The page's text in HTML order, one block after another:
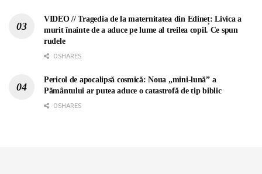
VIDEO // Tragedia de la maternitatea din Edineț: Livica a
murit înainte de a aduce pe lume al treilea copil. Ce spun
rudele
0 SHARES
Pericol de apocalipsă cosmică: Noua „mini-lună” a
Pământului ar putea aduce o catastrofă de tip biblic
0 SHARES